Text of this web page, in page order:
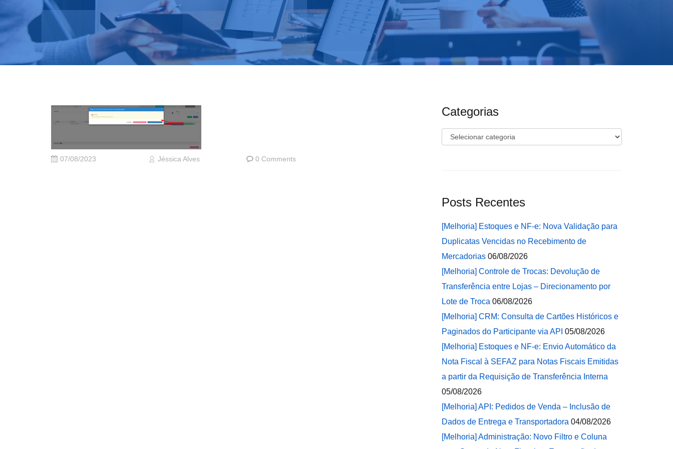
07/08/2023 Jéssica Alves 0 Comments
Categorias
Categorias
Posts Recentes
[Melhoria] Estoques e NF-e: Nova Validação para
Duplicatas Vencidas no Recebimento de
Mercadorias 06/08/2026
[Melhoria] Controle de Trocas: Devolução de
Transferência entre Lojas – Direcionamento por
Lote de Troca 06/08/2026
[Melhoria] CRM: Consulta de Cartões Históricos e
Paginados do Participante via API 05/08/2026
[Melhoria] Estoques e NF-e: Envio Automático da
Nota Fiscal à SEFAZ para Notas Fiscais Emitidas
a partir da Requisição de Transferência Interna
05/08/2026
[Melhoria] API: Pedidos de Venda – Inclusão de
Dados de Entrega e Transportadora 04/08/2026
[Melhoria] Administração: Novo Filtro e Coluna